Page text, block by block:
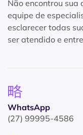
Não encontrou sua
equipe de
esclarecer todas
ser atendido e
WhatsApp
(27) 99995-4586